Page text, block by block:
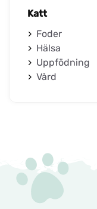
Katt
Foder
Hälsa
Uppfödning
Vård